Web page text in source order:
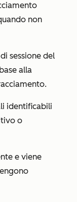
non
sessione del
alla
identificabili
o
e viene